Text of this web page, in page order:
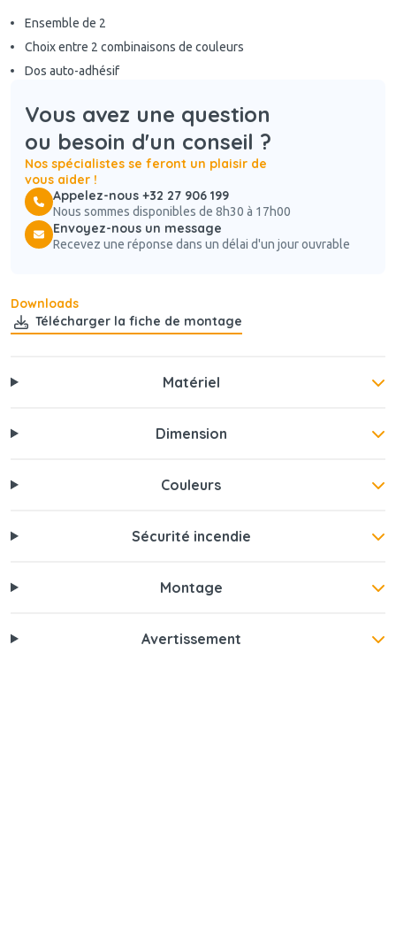
Ensemble de 2
Choix entre 2 combinaisons de couleurs
Dos auto-adhésif
Vous avez une question
ou besoin d'un conseil ?
Nos spécialistes se feront un plaisir de
vous aider !
Appelez-nous +32 27 906 199
Nous sommes disponibles de 8h30 à 17h00
Envoyez-nous un message
Recevez une réponse dans un délai d'un jour ouvrable
Downloads
Télécharger la fiche de montage
Matériel
Dimension
Couleurs
Sécurité incendie
Montage
Avertissement